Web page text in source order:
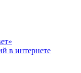
в интернете